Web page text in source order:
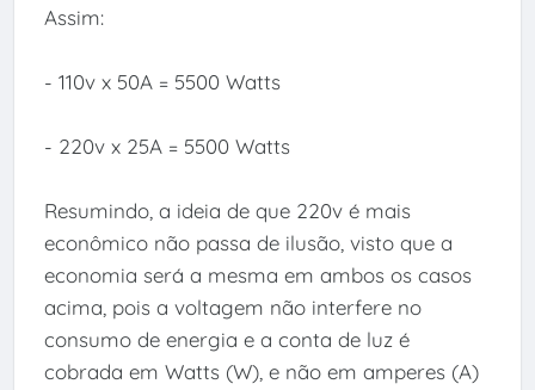
Assim:
- 110v x 50A = 5500 Watts
- 220v x 25A = 5500 Watts
Resumindo, a ideia de que 220v é mais
econômico não passa de ilusão, visto que a
economia será a mesma em ambos os casos
acima, pois a voltagem não interfere no
consumo de energia e a conta de luz é
cobrada em Watts (W), e não em amperes (A)